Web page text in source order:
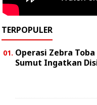
TERPOPULER
Operasi Zebra Toba
Sumut Ingatkan